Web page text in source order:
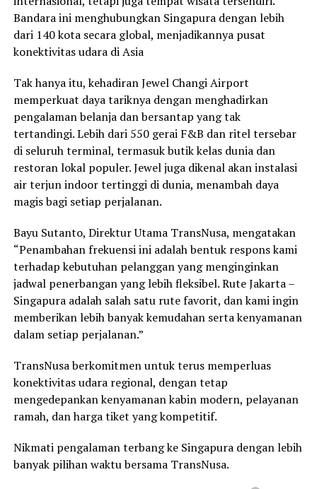
Bandara ini menghubungkan Singapura dengan lebih
dari 140 kota secara global, menjadikannya pusat
konektivitas udara di Asia
Tak hanya itu, kehadiran Jewel Changi Airport
memperkuat daya tariknya dengan menghadirkan
pengalaman belanja dan bersantap yang tak
tertandingi. Lebih dari 550 gerai F&B dan ritel tersebar
di seluruh terminal, termasuk butik kelas dunia dan
restoran lokal populer. Jewel juga dikenal akan instalasi
air terjun indoor tertinggi di dunia, menambah daya
magis bagi setiap perjalanan.
Bayu Sutanto, Direktur Utama TransNusa, mengatakan
“Penambahan frekuensi ini adalah bentuk respons kami
terhadap kebutuhan pelanggan yang menginginkan
jadwal penerbangan yang lebih fleksibel. Rute Jakarta –
Singapura adalah salah satu rute favorit, dan kami ingin
memberikan lebih banyak kemudahan serta kenyamanan
dalam setiap perjalanan.”
TransNusa berkomitmen untuk terus memperluas
konektivitas udara regional, dengan tetap
mengedepankan kenyamanan kabin modern, pelayanan
ramah, dan harga tiket yang kompetitif.
Nikmati pengalaman terbang ke Singapura dengan lebih
banyak pilihan waktu bersama TransNusa.